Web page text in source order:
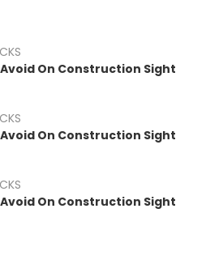
On Construction Sight
On Construction Sight
On Construction Sight